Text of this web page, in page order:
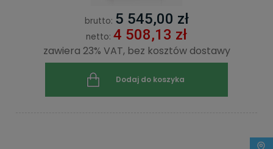
brutto: 5 545,00 zł
netto: 4 508,13 zł
zawiera 23% VAT, bez kosztów dostawy
Dodaj do koszyka